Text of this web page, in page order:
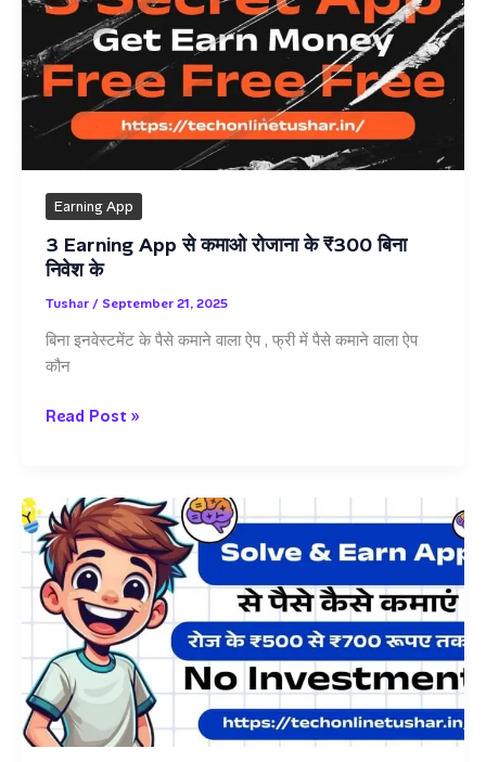
से
रोज
के
₹500
Earning App
3 Earning App से कमाओ रोजाना के ₹300 बिना
निवेश के
Tushar / September 21, 2025
बिना इनवेस्टमेंट के पैसे कमाने वाला ऐप , फ्री में पैसे कमाने वाला ऐप
कौन
3
कमाओ
रोजाना
के
₹300
बिना
निवेश
के
Read Post »